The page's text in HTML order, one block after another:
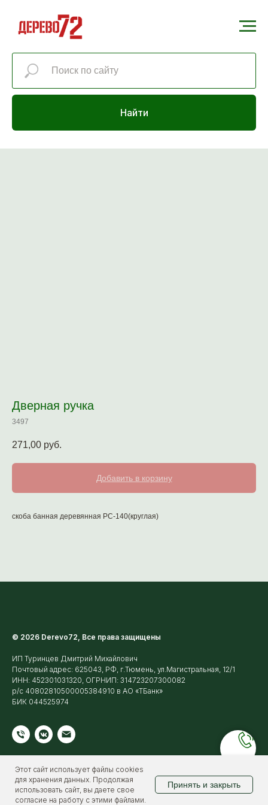
Найти
Дверная ручка
3497
271,00 руб.
Добавить в корзину
скоба банная деревянная РС-140(круглая)
© 2026 Derevo72, Все права защищены
ИП Туринцев Дмитрий Михайлович
Почтовый адрес: 625043, РФ, г.Тюмень, ул.Магистральная, 12/1
ИНН: 452301031320, ОГРНИП: 314723207300082
р/с 40802810500005384910 в АО «ТБанк»
БИК 044525974
Этот сайт использует файлы cookies
для хранения данных. Продолжая
использовать сайт, вы даете свое
согласие на работу с этими файлами.
Принять и закрыть